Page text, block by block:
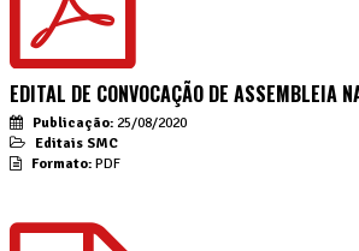
EDITAL DE CONVOCAÇÃO DE ASSEMBLEIA
Publicação: 25/08/2020
Editais SMC
Formato: PDF